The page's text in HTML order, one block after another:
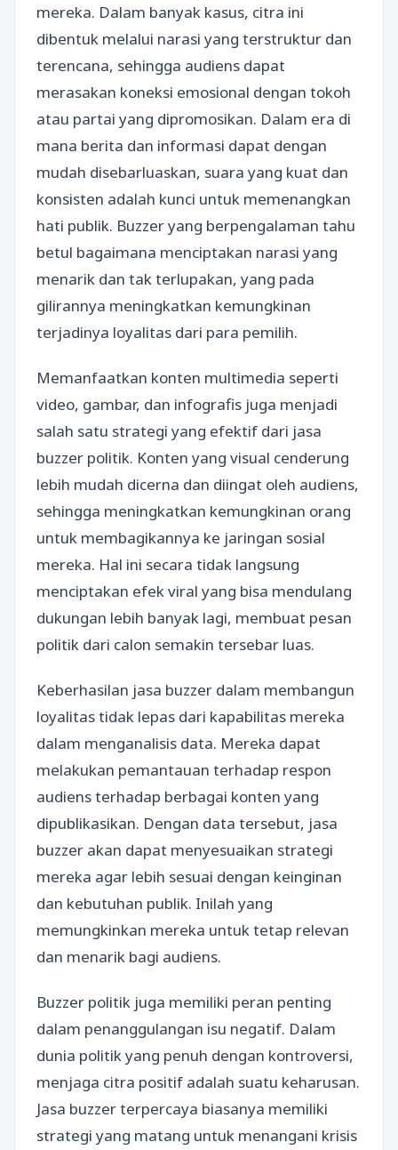
mereka. Dalam banyak kasus, citra ini
dibentuk melalui narasi yang terstruktur dan
terencana, sehingga audiens dapat
merasakan koneksi emosional dengan tokoh
atau partai yang dipromosikan. Dalam era di
mana berita dan informasi dapat dengan
mudah disebarluaskan, suara yang kuat dan
konsisten adalah kunci untuk memenangkan
hati publik. Buzzer yang berpengalaman tahu
betul bagaimana menciptakan narasi yang
menarik dan tak terlupakan, yang pada
gilirannya meningkatkan kemungkinan
terjadinya loyalitas dari para pemilih.
Memanfaatkan konten multimedia seperti
video, gambar, dan infografis juga menjadi
salah satu strategi yang efektif dari jasa
buzzer politik. Konten yang visual cenderung
lebih mudah dicerna dan diingat oleh audiens,
sehingga meningkatkan kemungkinan orang
untuk membagikannya ke jaringan sosial
mereka. Hal ini secara tidak langsung
menciptakan efek viral yang bisa mendulang
dukungan lebih banyak lagi, membuat pesan
politik dari calon semakin tersebar luas.
Keberhasilan jasa buzzer dalam membangun
loyalitas tidak lepas dari kapabilitas mereka
dalam menganalisis data. Mereka dapat
melakukan pemantauan terhadap respon
audiens terhadap berbagai konten yang
dipublikasikan. Dengan data tersebut, jasa
buzzer akan dapat menyesuaikan strategi
mereka agar lebih sesuai dengan keinginan
dan kebutuhan publik. Inilah yang
memungkinkan mereka untuk tetap relevan
dan menarik bagi audiens.
Buzzer politik juga memiliki peran penting
dalam penanggulangan isu negatif. Dalam
dunia politik yang penuh dengan kontroversi,
menjaga citra positif adalah suatu keharusan.
Jasa buzzer terpercaya biasanya memiliki
strategi yang matang untuk menangani krisis